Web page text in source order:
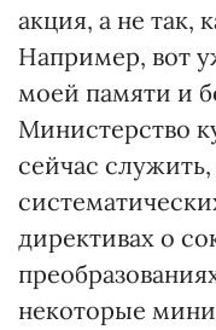
акция, а не так,
Например, вот
моей памяти и
Министерство
сейчас
директивах о
некоторые